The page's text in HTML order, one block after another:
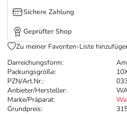
Darreichungsform:
Packungsgröße:
PZN/Art.Nr.:
Anbieter/Hersteller:
Marke/Präparat:
Grundpreis:
Sichere Zahlung
Geprüfter Shop
Zu meiner Favoriten-Liste